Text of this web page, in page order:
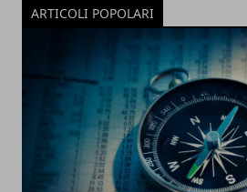
ARTICOLI POPOLARI